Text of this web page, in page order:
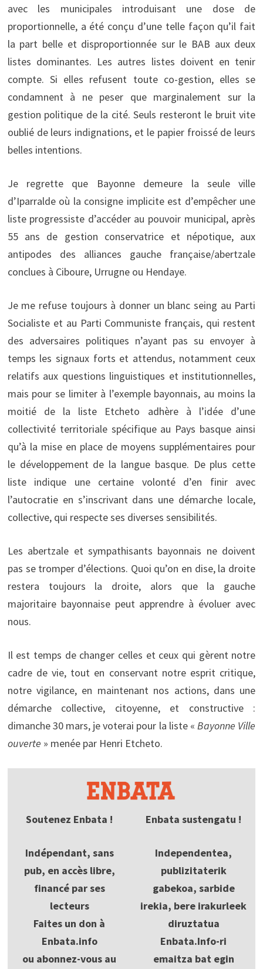
avec les municipales introduisant une dose de
proportionnelle, a été conçu d’une telle façon qu’il fait
la part belle et disproportionnée sur le BAB aux deux
listes dominantes. Les autres listes doivent en tenir
compte. Si elles refusent toute co-gestion, elles se
condamnent à ne peser que marginalement sur la
gestion politique de la cité. Seuls resteront le bruit vite
oublié de leurs indignations, et le papier froissé de leurs
belles intentions.
Je regrette que Bayonne demeure la seule ville
d’Iparralde où la consigne implicite est d’empêcher une
liste progressiste d’accéder au pouvoir municipal, après
55 ans de gestion conservatrice et népotique, aux
antipodes des alliances gauche française/abertzale
conclues à Ciboure, Urrugne ou Hendaye.
Je me refuse toujours à donner un blanc seing au Parti
Socialiste et au Parti Communiste français, qui restent
des adversaires politiques n’ayant pas su envoyer à
temps les signaux forts et attendus, notamment ceux
relatifs aux questions linguistiques et institutionnelles,
mais pour se limiter à l’exemple bayonnais, au moins la
moitié de la liste Etcheto adhère à l’idée d’une
collectivité territoriale spécifique au Pays basque ainsi
qu’à la mise en place de moyens supplémentaires pour
le développement de la langue basque. De plus cette
liste indique une certaine volonté d’en finir avec
l’autocratie en s’inscrivant dans une démarche locale,
collective, qui respecte ses diverses sensibilités.
Les abertzale et sympathisants bayonnais ne doivent
pas se tromper d’élections. Quoi qu’on en dise, la droite
restera toujours la droite, alors que la gauche
majoritaire bayonnaise peut apprendre à évoluer avec
nous.
Il est temps de changer celles et ceux qui gèrent notre
cadre de vie, tout en conservant notre esprit critique,
notre vigilance, en maintenant nos actions, dans une
démarche collective, citoyenne, et constructive :
dimanche 30 mars, je voterai pour la liste « Bayonne Ville
ouverte » menée par Henri Etcheto.
Soutenez Enbata !
Indépendant, sans
pub, en accès libre,
financé par ses
lecteurs
Faites un don à
Enbata.info
ou abonnez-vous au
Enbata sustengatu !
Independentea,
publizitaterik
gabekoa, sarbide
irekia, bere irakurleek
diruztatua
Enbata.Info-ri
emaitza bat egin